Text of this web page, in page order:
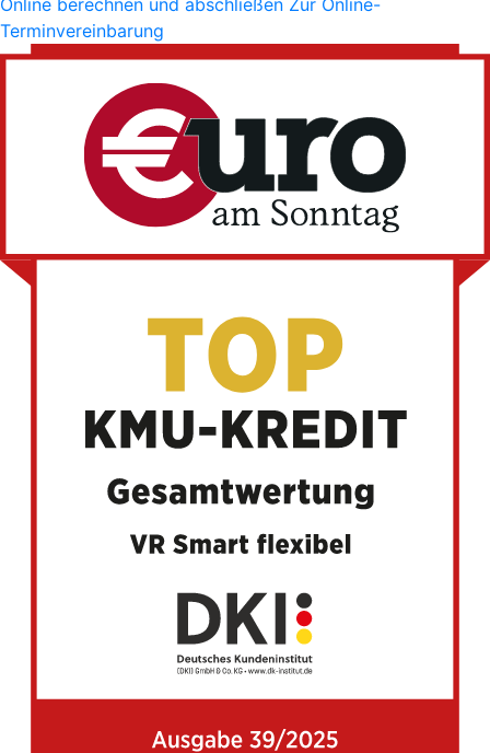
Online berechnen und abschließen Zur Online-
Terminvereinbarung